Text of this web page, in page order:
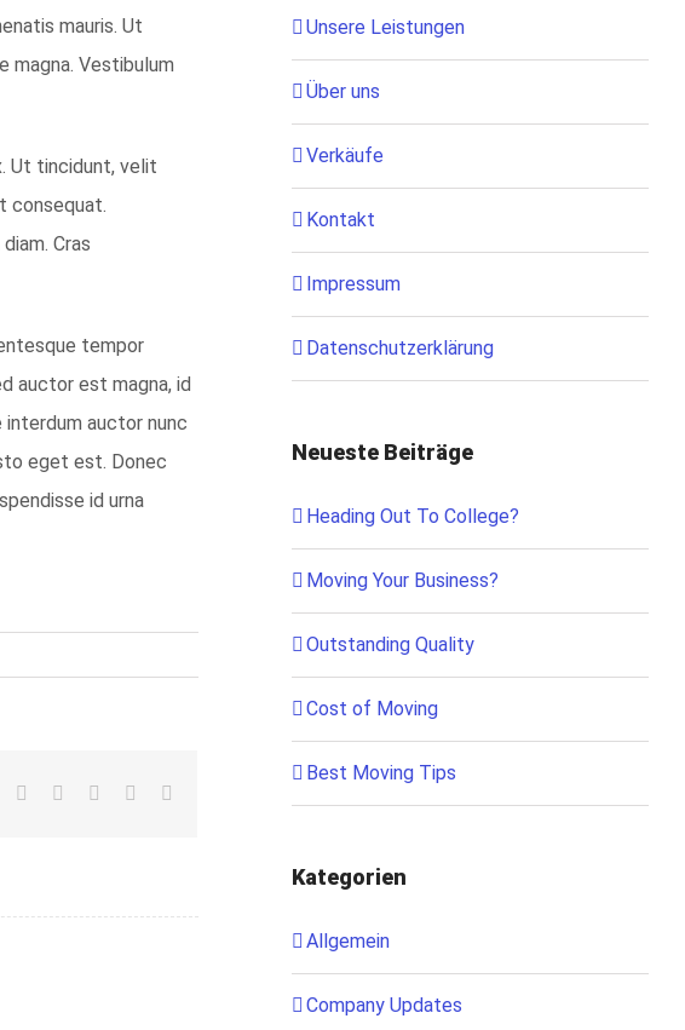
mauris. Ut
magna. Vestibulum
Ut tincidunt, velit
consequat.
Cras
tempor
auctor est magna, id
interdum auctor nunc
eget est. Donec
id urna
TwitterLinkedInWhatsappGoogle+Pinterest
Unsere Leistungen
Über uns
Verkäufe
Kontakt
Impressum
Datenschutzerklärung
Neueste Beiträge
Heading Out To College?
Moving Your Business?
Outstanding Quality
Cost of Moving
Best Moving Tips
Kategorien
Allgemein
Company Updates